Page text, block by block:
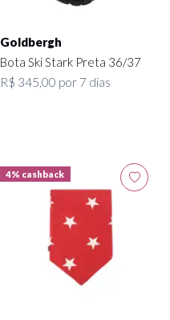
Goldbergh
Bota Ski Stark Preta 36/37
R$ 345,00 por 7 dias
4% cashback